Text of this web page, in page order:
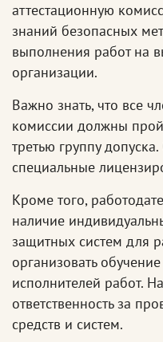
аттестационную
знаний безопасных
выполнения работ на
организации.
Важно знать, что все
комиссии должны
третью группу
специальные
Кроме того,
наличие
защитных систем для
организовать
исполнителей работ.
ответственность за
средств и систем.